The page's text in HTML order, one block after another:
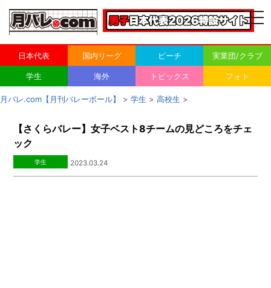
日本代表 国内リーグ ビーチ 実業団/クラブ
学生 海外 トピックス フォト
月バレ.com【月刊バレーボール】 > 学生 > 高校生 >
【さくらバレー】女子ベスト8チームの見どころをチェ
ック
学生 2023.03.24